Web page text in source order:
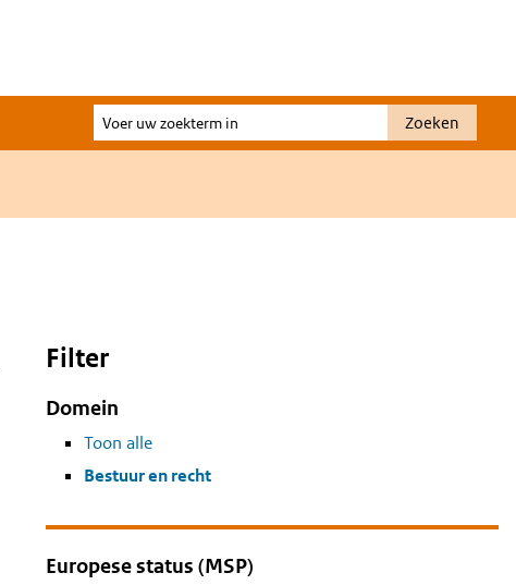
Voer
uw
Zoeken
Filter
Domein
Toon alle
Bestuur en recht
Europese status (MSP)